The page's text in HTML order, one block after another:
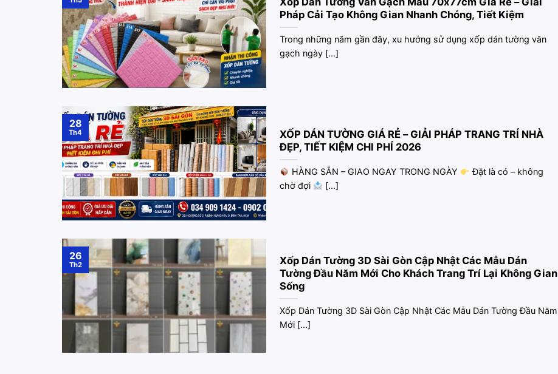
Pháp Cải Tạo Không Gian Nhanh Chóng, Tiết Kiệm
Trong những năm gần đây, xu hướng sử dụng xốp dán tường vân
gạch ngày [...]
XỐP DÁN TƯỜNG GIÁ RẺ – GIẢI PHÁP TRANG TRÍ NHÀ
ĐẸP, TIẾT KIỆM CHI PHÍ 2026
HÀNG SẴN – GIAO NGAY TRONG NGÀY
Đặt là có – không
chờ đợi
[...]
28
Th4
Xốp Dán Tường 3D Sài Gòn Cập Nhật Các Mẫu Dán
Tường Đầu Năm Mới Cho Khách Trang Trí Lại Không Gian
Sống
Xốp Dán Tường 3D Sài Gòn Cập Nhật Các Mẫu Dán Tường Đầu Năm
Mới [...]
26
Th2